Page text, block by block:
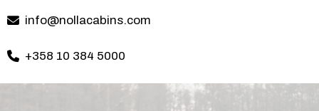
info@nollacabins.com
+358 10 384 5000